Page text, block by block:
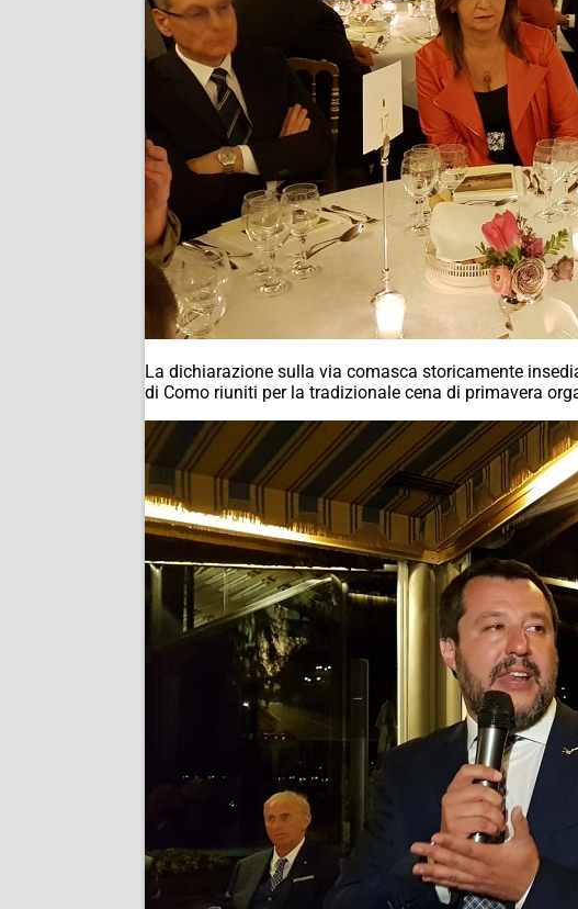
La dichiarazione sulla via comasca storicamente
di Como riuniti per la tradizionale cena di primavera